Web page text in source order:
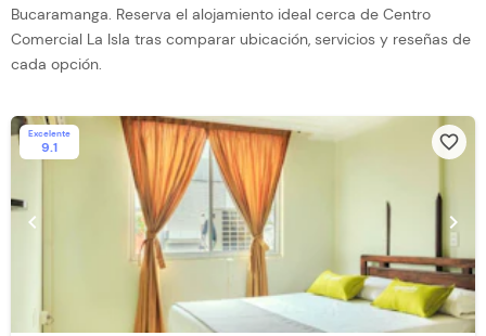
Bucaramanga. Reserva el alojamiento ideal cerca de Centro
Comercial La Isla tras comparar ubicación, servicios y reseñas de
cada opción.
Excelente
9.1 favorite_border
chevron_left chevron_right